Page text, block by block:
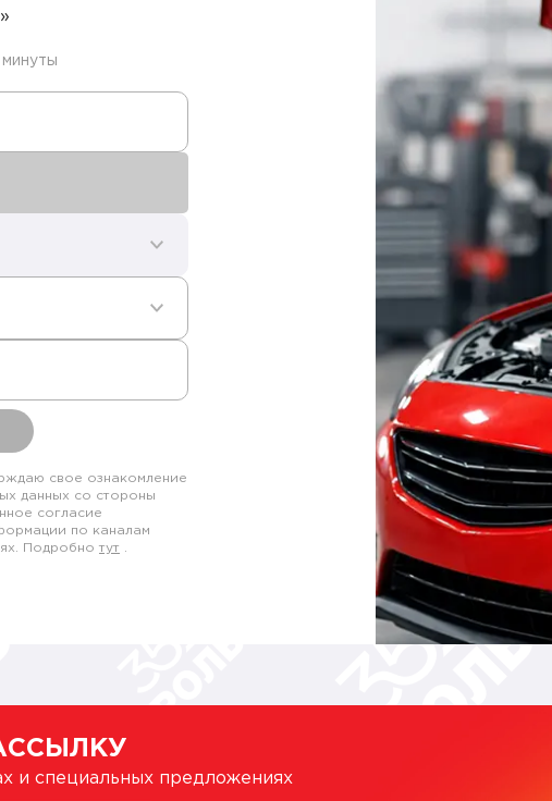
минуты
свое ознакомление
данных со стороны
согласие
по каналам
Подробно тут
и специальных предложениях